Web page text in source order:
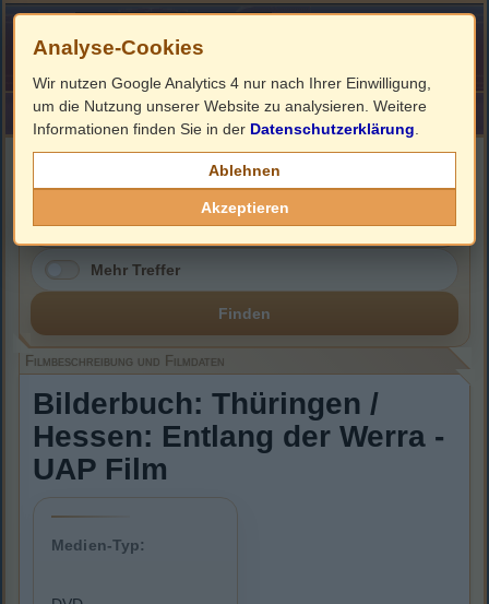
HOME ImpressumLinks
Filmbeschreibung, Cover & DVD Infos
Mehr Treffer
Finden
Filmbeschreibung und Filmdaten
Bilderbuch: Thüringen /
Hessen: Entlang der Werra -
UAP Film
Medien-Typ:
Analyse-Cookies
Wir nutzen Google Analytics 4 nur nach Ihrer Einwilligung,
um die Nutzung unserer Website zu analysieren. Weitere
Informationen finden Sie in der Datenschutzerklärung
Ablehnen
Akzeptieren